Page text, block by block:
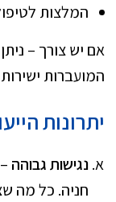
המלצות
אם יש צורך –
המועברות
יתרונות
נגישות גבוהה
חניה. כל מה